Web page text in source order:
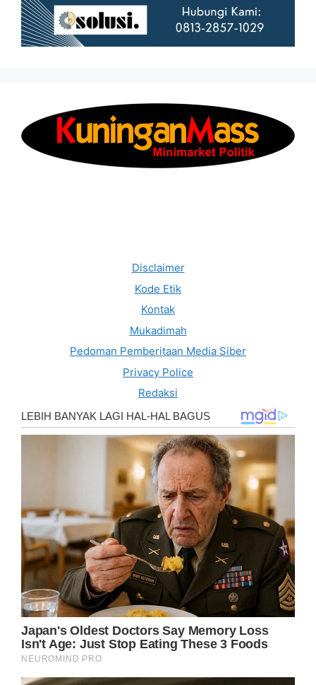
Disclaimer
Kode Etik
Kontak
Mukadimah
Pedoman Pemberitaan Media Siber
Privacy Police
Redaksi